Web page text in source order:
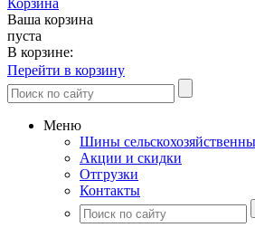
Ваша корзина
пуста
В корзине:
Перейти в корзину
Меню
Шины
Акции и скидки
Отгрузки
Контакты